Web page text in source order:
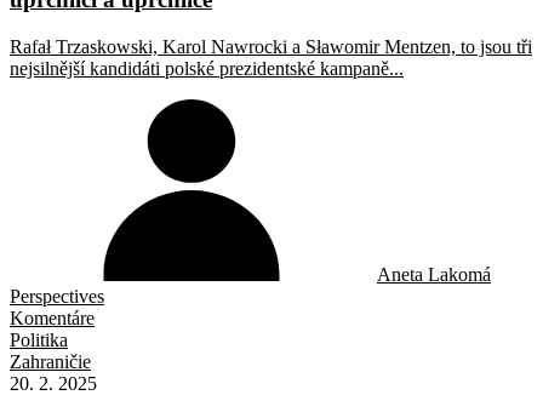
Rafał Trzaskowski, Karol Nawrocki a Sławomir Mentzen, to jsou tři
nejsilnější kandidáti polské prezidentské kampaně...
Aneta Lakomá
Perspectives
Komentáre
Politika
Zahraničie
20. 2. 2025